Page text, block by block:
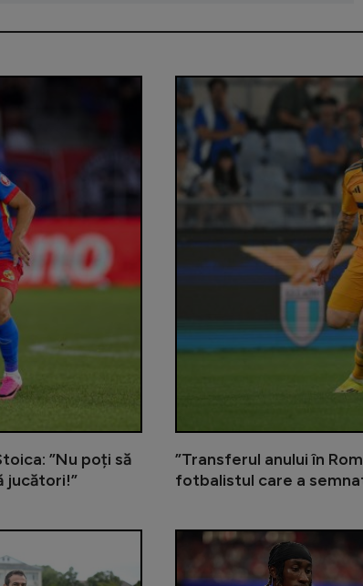
”Nu poți să
jucători!”
”Transferul anului în
fotbalistul care a
Gigi Becali încă îl așteaptă pe